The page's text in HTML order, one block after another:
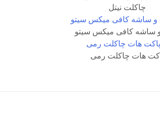
چاکلت نیتل
ساشه کافی میکس سیتو
هات چاکلت رمی